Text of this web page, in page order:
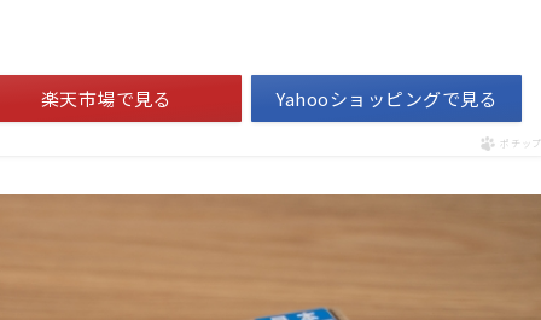
楽天市場で見る Yahooショッピングで見る
ポチップ